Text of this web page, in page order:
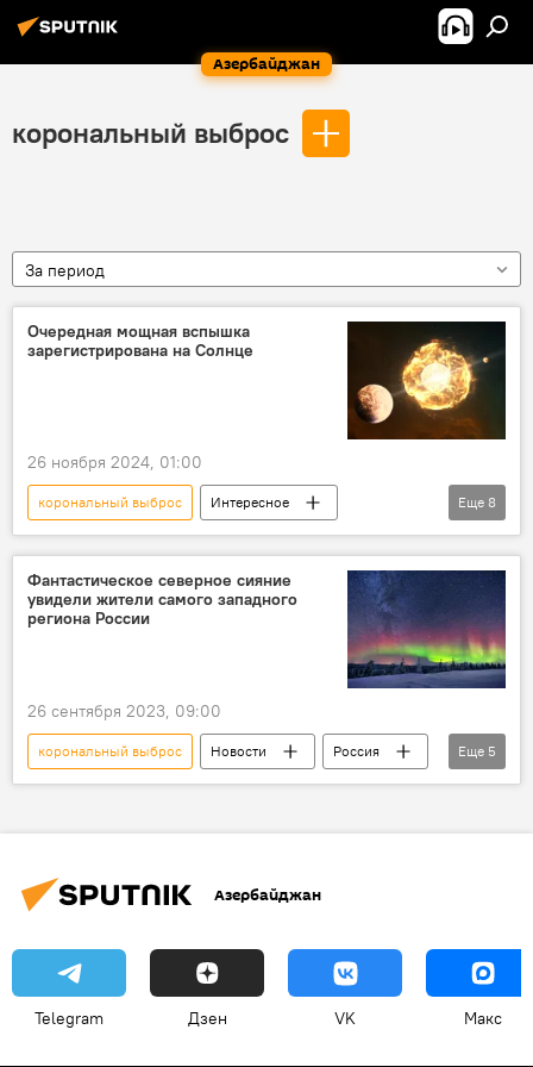
Азербайджан
корональный выброс
За период
Очередная мощная вспышка
зарегистрирована на Солнце
26 ноября 2024, 01:00
корональный выброс
Интересное
Российская академия наук (РАН)
Институт прикладной физики РАН
Солнце
Вспышка
супервспышка
плазма
Еще 8
Фантастическое северное сияние
увидели жители самого западного
региона России
26 сентября 2023, 09:00
корональный выброс Новости
Россия
Калининградская область
полярное сияние
Еще 5
Азербайджан
Telegram Дзен VK Макс